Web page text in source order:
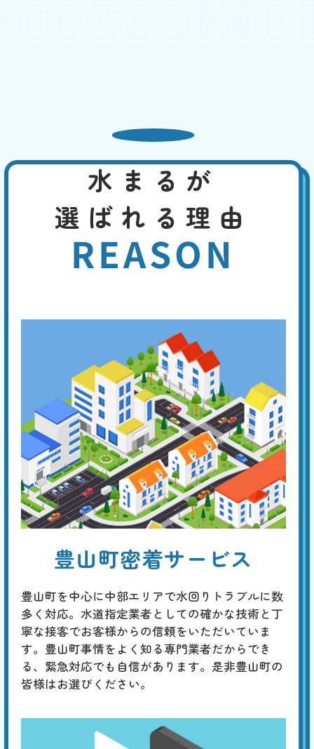
使用するなどで、対策できます。先ずは、どこから水漏れしているかを
トイレの水がとまらない
基本料
3,000 円 W
EB
限
定
割
作業費
2,200円
合計 2,200
い。
手洗い管から水がでない
基本料
3,000円 W
EB
限
定
割
引
作業費
3,300 円
部品代
0円〜
合計 3,300 円〜
トイレタンクのレバーやボタンを押しても水が流れない場合は、内蔵フ
ィルターの目詰まり、ジャバラホースの異常、タンク内のボールタップ
の故障、ダイヤフラムの故障などが原因と考えられます。 先ずはタン
クのフタを開けて内部を点検し、どの部分が原因かを特定してくださ
い。
基本料
3,000 W
限
定
割
引
作業費
4,400円
合計 4,400円〜
「チョロチョロ」「カラカラ」「シューシュー」はタンク内の部品の劣
化、「ゴボゴボ」「ゴー」「ブーン」は配管のつまりや劣化、「ゴンゴ
ン」「ガンッ」は水道管内圧力の急激な変化によるウォーターハンマー
現象、「コンコン」「カンカン」は冬場に発生する排水管の膨張などが
原因と考えられます。専門の業者による適切な対策が必要です。
水まるが
選ばれる理由
REASON
豊山町密着サービス
豊山町を中心に中部エリアで水回りトラブルに数
多く対応。水道指定業者としての確かな技術と丁
寧な接客でお客様からの信頼をいただいていま
す。豊山町事情をよく知る専門業者だからでき
る、緊急対応でも自信があります。是非豊山町の
皆様はお選びください。